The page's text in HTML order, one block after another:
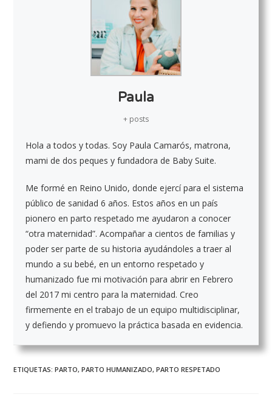
Paula
+ posts
Hola a todos y todas. Soy Paula Camarós, matrona,
mami de dos peques y fundadora de Baby Suite.
Me formé en Reino Unido, donde ejercí para el sistema
público de sanidad 6 años. Estos años en un país
pionero en parto respetado me ayudaron a conocer
“otra maternidad”. Acompañar a cientos de familias y
poder ser parte de su historia ayudándoles a traer al
mundo a su bebé, en un entorno respetado y
humanizado fue mi motivación para abrir en Febrero
del 2017 mi centro para la maternidad. Creo
firmemente en el trabajo de un equipo multidisciplinar,
y defiendo y promuevo la práctica basada en evidencia.
ETIQUETAS:PARTO, PARTO HUMANIZADO, PARTO RESPETADO